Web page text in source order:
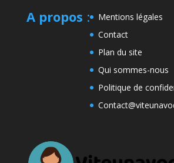
A propos :
Mentions légales
Contact
Plan du site
Qui sommes-nous
Politique de